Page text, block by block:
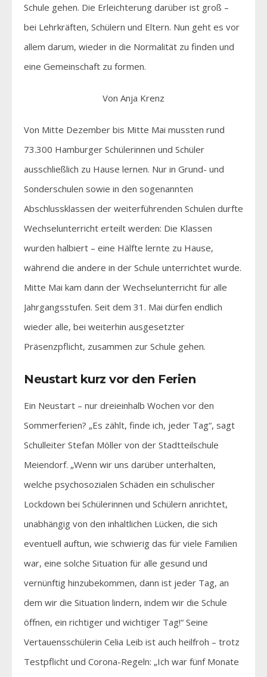
Schule gehen. Die Erleichterung darüber ist groß –
bei Lehrkräften, Schülern und Eltern. Nun geht es vor
allem darum, wieder in die Normalität zu finden und
eine Gemeinschaft zu formen.
Von Anja Krenz
Von Mitte Dezember bis Mitte Mai mussten rund
73.300 Hamburger Schülerinnen und Schüler
ausschließlich zu Hause lernen. Nur in Grund- und
Sonderschulen sowie in den sogenannten
Abschlussklassen der weiterführenden Schulen durfte
Wechselunterricht erteilt werden: Die Klassen
wurden halbiert – eine Hälfte lernte zu Hause,
während die andere in der Schule unterrichtet wurde.
Mitte Mai kam dann der Wechselunterricht für alle
Jahrgangsstufen. Seit dem 31. Mai dürfen endlich
wieder alle, bei weiterhin ausgesetzter
Präsenzpflicht, zusammen zur Schule gehen.
Neustart kurz vor den Ferien
Ein Neustart – nur dreieinhalb Wochen vor den
Sommerferien? „Es zählt, finde ich, jeder Tag“, sagt
Schulleiter Stefan Möller von der Stadtteilschule
Meiendorf. „Wenn wir uns darüber unterhalten,
welche psychosozialen Schäden ein schulischer
Lockdown bei Schülerinnen und Schülern anrichtet,
unabhängig von den inhaltlichen Lücken, die sich
eventuell auftun, wie schwierig das für viele Familien
war, eine solche Situation für alle gesund und
vernünftig hinzubekommen, dann ist jeder Tag, an
dem wir die Situation lindern, indem wir die Schule
öffnen, ein richtiger und wichtiger Tag!“ Seine
Vertauensschülerin Celia Leib ist auch heilfroh – trotz
Testpflicht und Corona-Regeln: „Ich war fünf Monate